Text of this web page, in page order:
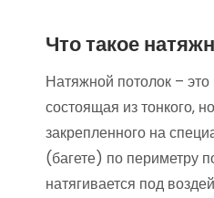
Что такое
Натяжной потолок – это
состоящая из тонкого‚
закрепленного на
(багете) по периметру
натягивается под